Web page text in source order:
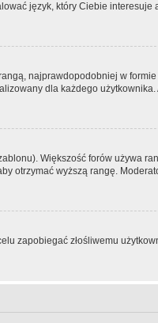
język, który Ciebie interesuje
najprawdopodobniej w
dla każdego
Większość forów używa
otrzymać wyższą rangę.
zapobiegać złośliwemu